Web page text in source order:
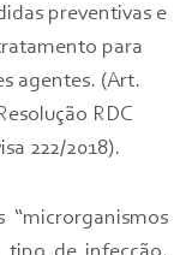
preventivas e
para
agentes. (Art.
RDC
222/2018).
“microrganismos